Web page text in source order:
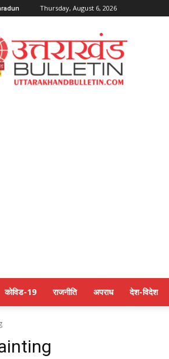
Thursday, August 6, 2026
Uttarakahnd
Bulletin
कोविड-19 राजनीति अपराध देश-विदेश